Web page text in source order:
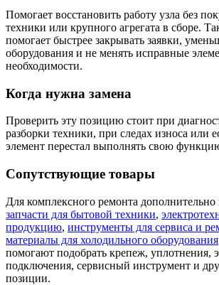
Помогает восстановить работу узла без
техники или крупного агрегата в сборе.
помогает быстрее закрывать заявки,
оборудования и не менять исправные
необходимости.
Когда нужна замена
Проверить эту позицию стоит при
разборки техники, при следах износа или
элемент перестал выполнять свою
Сопутствующие товары
Для комплексного ремонта дополнительно
запчасти для бытовой техники,
продукцию, инструменты для сервиса и
материалы для холодильного оборудования
помогают подобрать крепеж, уплотнения,
подключения, сервисный инструмент и
позиции.